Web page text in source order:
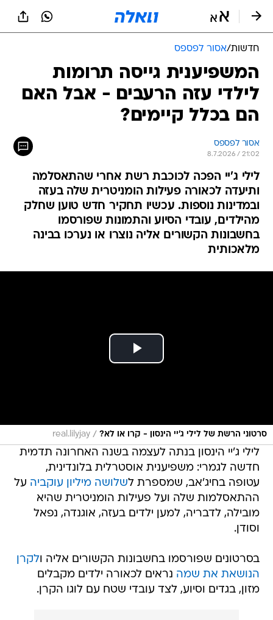
חדשות/אסור לפספס
המשפיענית גייסה תרומות
לילדי עזה הרעבים - אבל האם
הם בכלל קיימים?
אסור לפספס
8.7.2026 / 21:02
לילי ג'יי הפכה לכוכבת רשת אחרי שהתאסלמה
ותיעדה לכאורה פעילות הומניטרית שלה בעזה
ובמדינות נוספות. עכשיו תחקיר חדש טוען שחלק
מהילדים, עובדי הסיוע והתמונות שפורסמו
בחשבונות הקשורים אליה נוצרו או נערכו בבינה
מלאכותית
סרטוני הרשת של לילי ג'יי הינסון - קרו או לא? /
real.lilyjay
לילי ג'יי הינסון בנתה לעצמה בשנה האחרונה תדמית
חדשה לגמרי: משפיענית אוסטרלית בלונדינית,
עטופה בחיג'אב, שמספרת לשלושה מיליון עוקביה על
ההתאסלמות שלה ועל פעילות הומניטרית שהיא
מובילה, לדבריה, למען ילדים בעזה, אוגנדה, נפאל
וסודן.
בסרטונים שפורסמו בחשבונות הקשורים אליה ולקרן
הנושאת את שמה נראים לכאורה ילדים מקבלים
מזון, בגדים וסיוע, לצד עובדי שטח עם לוגו הקרן.